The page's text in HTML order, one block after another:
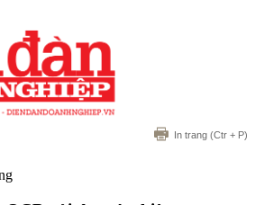
In trang (Ctr + P)